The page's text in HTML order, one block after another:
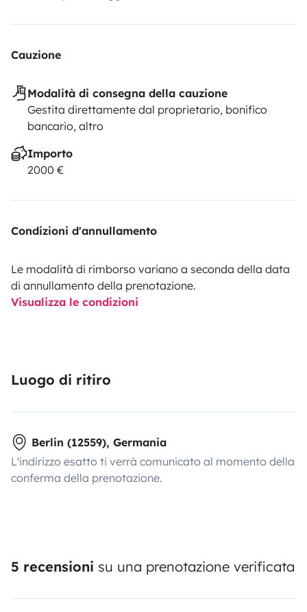
Cauzione
Modalità di consegna della cauzione
Gestita direttamente dal proprietario, bonifico
bancario, altro
Importo
2000 €
Condizioni d'annullamento
Le modalità di rimborso variano a seconda della data
di annullamento della prenotazione.
Visualizza le condizioni
Luogo di ritiro
Berlin (12559), Germania
L'indirizzo esatto ti verrà comunicato al momento della
conferma della prenotazione.
5 recensioni su una prenotazione verificata